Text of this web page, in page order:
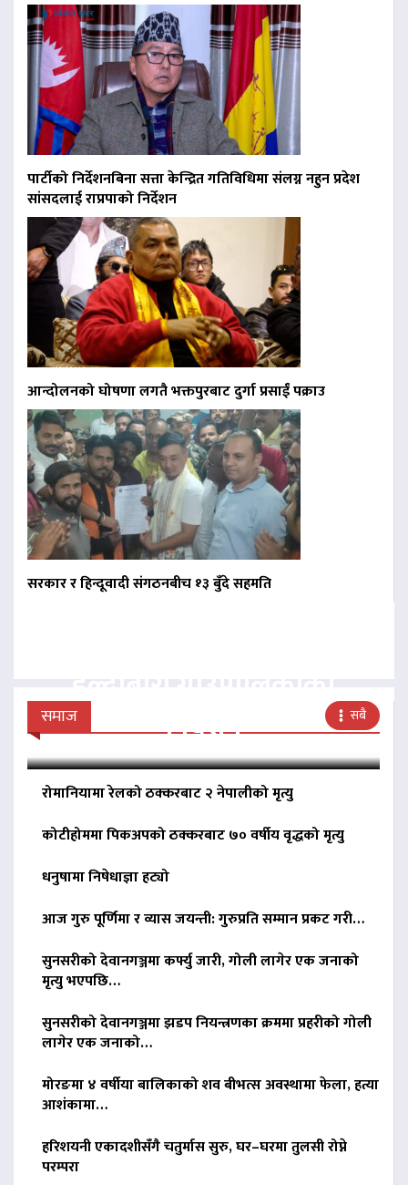
पार्टीको निर्देशनबिना सत्ता केन्द्रित गतिविधिमा संलग्न नहुन प्रदेश
सांसदलाई राप्रपाको निर्देशन
आन्दोलनको घोषणा लगतै भक्तपुरबाट दुर्गा प्रसाईं पक्राउ
सरकार र हिन्दूवादी संगठनबीच १३ बुँदे सहमति
समाज सबै
बिना दर्ता सञ्चालित
निर्देशन
रोमानियामा रेलको ठक्करबाट २ नेपालीको मृत्यु
कोटीहोममा पिकअपको ठक्करबाट ७० वर्षीय वृद्धको मृत्यु
धनुषामा निषेधाज्ञा हट्यो
आज गुरु पूर्णिमा र व्यास जयन्ती: गुरुप्रति सम्मान प्रकट गरी…
सुनसरीको देवानगञ्जमा कर्फ्यु जारी, गोली लागेर एक जनाको
मृत्यु भएपछि…
सुनसरीको देवानगञ्जमा झडप नियन्त्रणका क्रममा प्रहरीको गोली
लागेर एक जनाको…
मोरङमा ४ वर्षीया बालिकाको शव बीभत्स अवस्थामा फेला, हत्या
आशंकामा…
हरिशयनी एकादशीसँगै चतुर्मास सुरु, घर–घरमा तुलसी रोप्ने
परम्परा